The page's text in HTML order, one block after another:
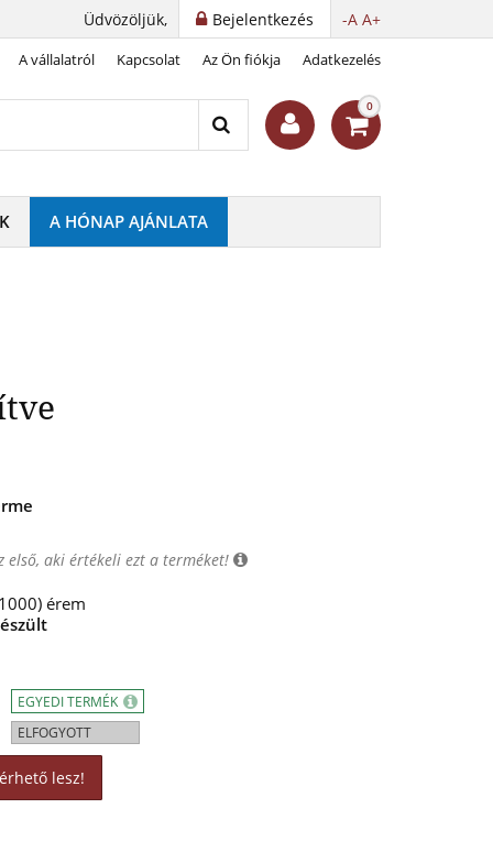
-A A+
Bejelentkezés
Üdvözöljük,
A vállalatról Kapcsolat Az Ön fiókja Adatkezelés
0
A HÓNAP AJÁNLATA
első, aki értékeli ezt a terméket!
érem
t
EGYEDI TERMÉK
ELFOGYOTT
lesz!
megörökítve